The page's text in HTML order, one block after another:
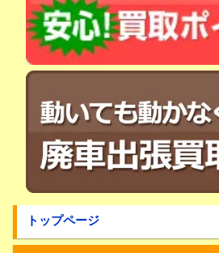
トップページ